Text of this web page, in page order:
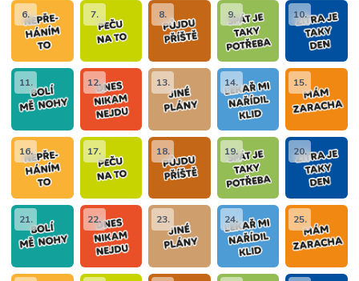
6. 7. 8. 9. 10.
11. 12. 13. 14. 15.
16. 17. 18. 19. 20.
21. 22. 23. 24. 25.